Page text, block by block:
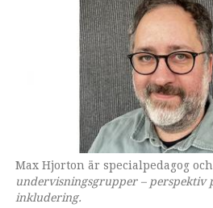
Max Hjorton är specialpedagog
undervisningsgrupper – perspektiv
inkludering.
Omslaget till boken som ges ut av